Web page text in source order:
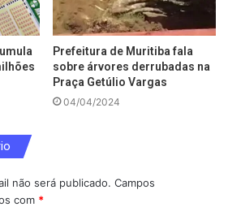
Prefeitura de Muritiba fala
sobre árvores derrubadas na
Praça Getúlio Vargas
04/04/2024
não será publicado. Campos
com *